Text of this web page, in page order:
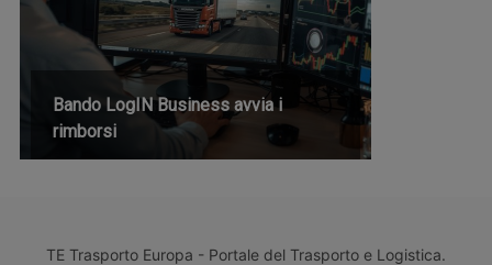
Bando LogIN Business avvia i
rimborsi
TE Trasporto Europa - Portale del Trasporto e Logistica.